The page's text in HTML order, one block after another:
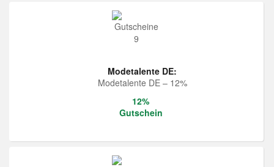
Modetalente DE:
Modetalente DE – 12%
12%
Gutschein